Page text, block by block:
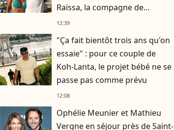
Raïssa, la compagne de
Raphaël
12:39
"Ça fait bientôt trois ans qu'on
essaie" : pour ce couple de
Koh-Lanta, le projet bébé ne se
passe pas comme prévu
12:08
Ophélie Meunier et Mathieu
Vergne en séjour près de Saint-